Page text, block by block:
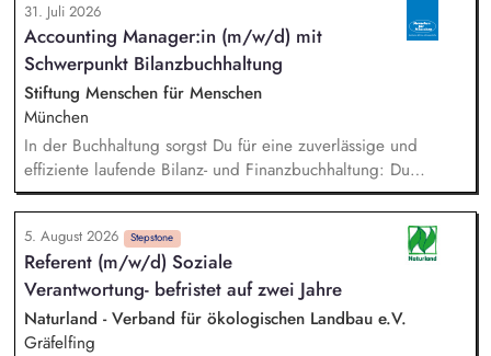
31. Juli 2026
Accounting Manager:in (m/w/d) mit
Schwerpunkt Bilanzbuchhaltung
Stiftung Menschen für Menschen
München
In der Buchhaltung sorgst Du für eine zuverlässige und
effiziente laufende Bilanz- und Finanzbuchhaltung: Du
bearbeitest Bankgeschäfte, Kreditoren und Debitoren,
wickelst den Zahlungsverkehr ab und unterstützt bei Lohn-
und Gehaltsabrechnung sowie im Steuer- und Meldewesen.
Zudem übernimmst Du eigenständig Abschlussarbeiten sowie
Kosten- und Leistungsrechnung und bringst Dich in
bereichsübergreifende Themen ein.
5. August 2026 Stepstone
Referent (m/w/d) Soziale
Verantwortung- befristet auf zwei Jahre
Naturland - Verband für ökologischen Landbau e.V.
Gräfelfing